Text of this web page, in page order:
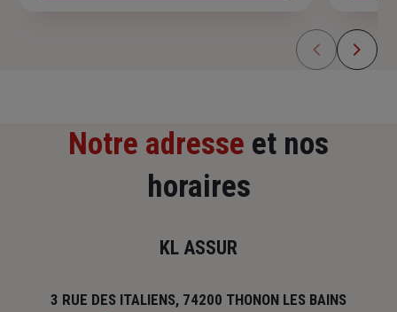
Notre adresse et nos
horaires
KL ASSUR
3 RUE DES ITALIENS, 74200 THONON LES BAINS